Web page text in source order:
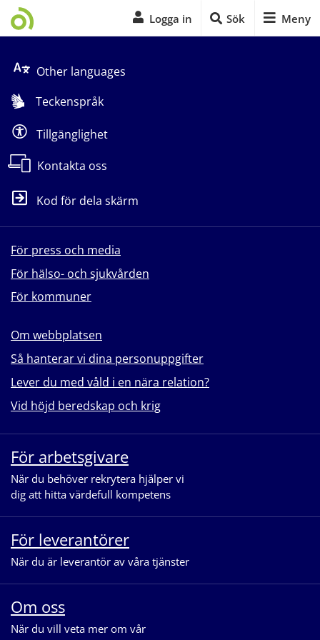
Logga in Sök Meny
Other languages
Teckenspråk
Tillgänglighet
Kontakta oss
Kod för dela skärm
För press och media
För hälso- och sjukvården
För kommuner
Om webbplatsen
Så hanterar vi dina personuppgifter
Lever du med våld i en nära relation?
Vid höjd beredskap och krig
För arbetsgivare
När du behöver rekrytera hjälper vi
dig att hitta värdefull kompetens
För leverantörer
När du är leverantör av våra tjänster
Om oss
När du vill veta mer om vår